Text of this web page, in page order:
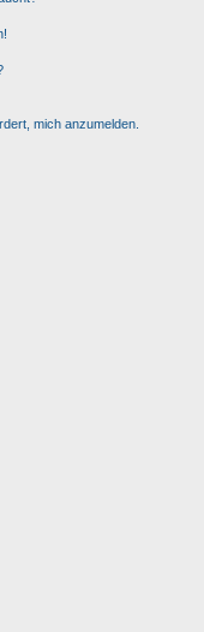
mich anzumelden.